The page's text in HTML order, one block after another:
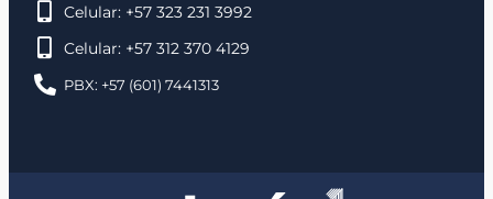
Celular: +57 323 231 3992
Celular: +57 312 370 4129
PBX: +57 (601) 7441313